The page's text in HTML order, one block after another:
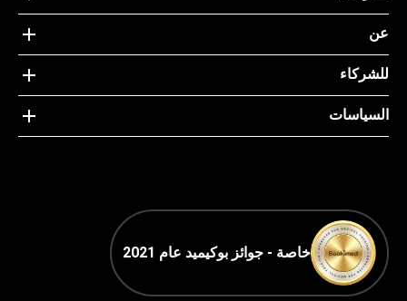
عن
للشركاء
السياسات
خاصة - جوائز بوكيميد عام 2021